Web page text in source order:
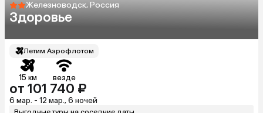
Железноводск, Россия
Здоровье
Летим Аэрофлотом
15 км везде
от 101 740 ₽
6 мар. - 12 мар., 6 ночей